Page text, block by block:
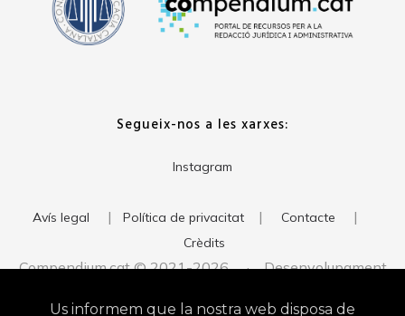
Segueix-nos a les xarxes:
Instagram
Avís legal | Política de privacitat | Contacte |
Crèdits
Compendium.cat © 2021-2026 · Desenvolupament
Us informem que la nostra web disposa de